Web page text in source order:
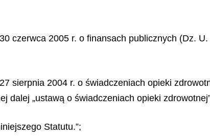
czerwca 2005 r. o finansach publicznych (Dz.
sierpnia 2004 r. o świadczeniach opieki
dalej „ustawą o świadczeniach opieki
Statutu.”;